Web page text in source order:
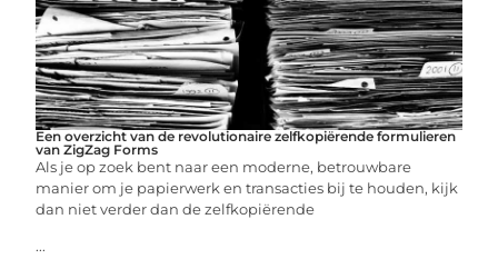
Een overzicht van de revolutionaire zelfkopiërende formulieren
van ZigZag Forms
Als je op zoek bent naar een moderne, betrouwbare
manier om je papierwerk en transacties bij te houden, kijk
dan niet verder dan de zelfkopiërende
...